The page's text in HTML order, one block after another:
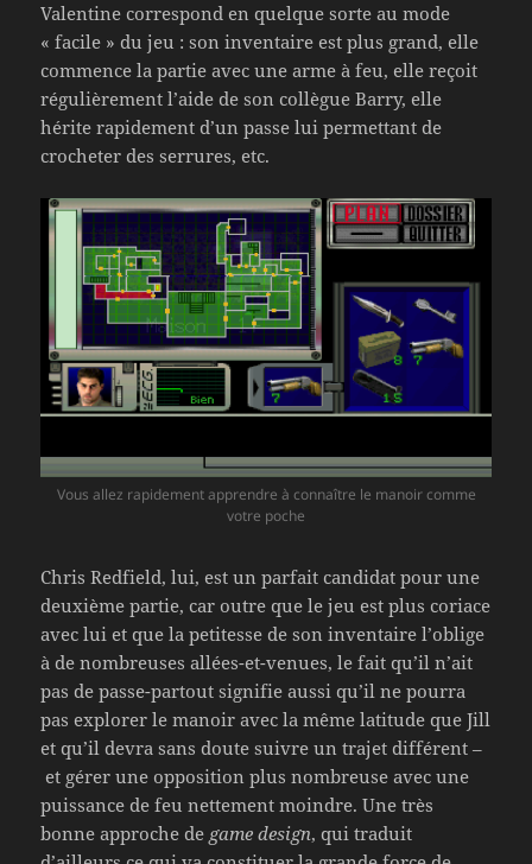
Valentine correspond en quelque sorte au mode
« facile » du jeu : son inventaire est plus grand, elle
commence la partie avec une arme à feu, elle reçoit
régulièrement l’aide de son collègue Barry, elle
hérite rapidement d’un passe lui permettant de
crocheter des serrures, etc.
Vous allez rapidement apprendre à connaître le manoir comme
votre poche
Chris Redfield, lui, est un parfait candidat pour une
deuxième partie, car outre que le jeu est plus coriace
avec lui et que la petitesse de son inventaire l’oblige
à de nombreuses allées-et-venues, le fait qu’il n’ait
pas de passe-partout signifie aussi qu’il ne pourra
pas explorer le manoir avec la même latitude que Jill
et qu’il devra sans doute suivre un trajet différent –
et gérer une opposition plus nombreuse avec une
puissance de feu nettement moindre. Une très
bonne approche de game design, qui traduit